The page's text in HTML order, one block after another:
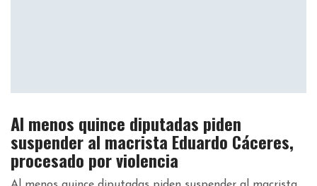
Al menos quince diputadas piden
suspender al macrista Eduardo Cáceres,
procesado por violencia